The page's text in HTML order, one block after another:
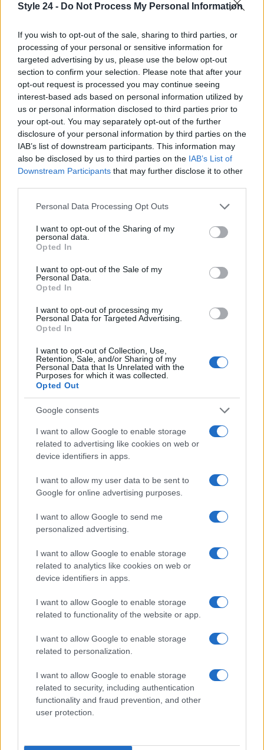
Style 24 - Do Not Process My Personal Information
If you wish to opt-out of the sale, sharing to third parties, or
processing of your personal or sensitive information for
targeted advertising by us, please use the below opt-out
section to confirm your selection. Please note that after your
opt-out request is processed you may continue seeing
interest-based ads based on personal information utilized by
us or personal information disclosed to third parties prior to
your opt-out. You may separately opt-out of the further
disclosure of your personal information by third parties on the
IAB’s list of downstream participants. This information may
also be disclosed by us to third parties on the IAB’s List of
Downstream Participants that may further disclose it to other
Please note that this website/app uses one or more Google
not limited to your visit or usage behaviour. You may click to
grant or deny consent to Google and its third-party tags to
use your data for below specified purposes in below Google
consent section.
Personal Data Processing Opt Outs
I want to opt-out of the Sharing of my
personal data.
Opted In
I want to opt-out of the Sale of my
Personal Data.
Opted In
I want to opt-out of processing my
Personal Data for Targeted Advertising.
Opted In
I want to opt-out of Collection, Use,
Retention, Sale, and/or Sharing of my
Personal Data that Is Unrelated with the
Purposes for which it was collected.
Opted Out
Google consents
I want to allow Google to enable storage
related to advertising like cookies on web or
device identifiers in apps.
I want to allow my user data to be sent to
Google for online advertising purposes.
I want to allow Google to send me
personalized advertising.
I want to allow Google to enable storage
related to analytics like cookies on web or
device identifiers in apps.
I want to allow Google to enable storage
related to functionality of the website or app.
I want to allow Google to enable storage
related to personalization.
I want to allow Google to enable storage
related to security, including authentication
functionality and fraud prevention, and other
user protection.
una storia di ambizione, tradizione e lotta.
In un contesto in cui l’eredità può rappresentare
tanto un dono quanto un peso, la serie induce a
riflettere su come le scelte individuali possano
influenzare il corso della storia familiare, lasciando
un’impronta duratura nel tempo. La saga della
famiglia Guinness è un esempio emblematico di
come il potere e la passione possano intrecciarsi in
modi inaspettati.
Staff
Continua a leggere
Magna Pars Milano: un’esperienza olfattiva unica in un